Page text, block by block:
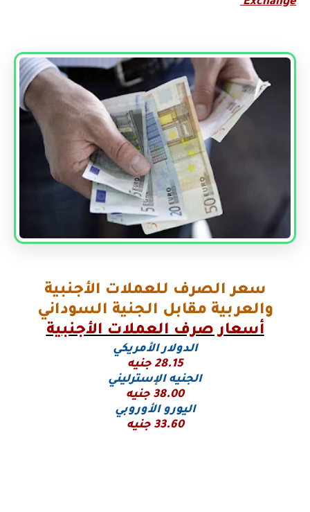
سعر الصرف للعملات الأجنبية
والعربية مقابل الجنية السوداني
أسعار صرف العملات الأجنبية
الدولار الأمريكي
28.15 جنيه
الجنيه الإسترليني
38.00 جنيه
اليورو الأوروبي
33.60 جنيه